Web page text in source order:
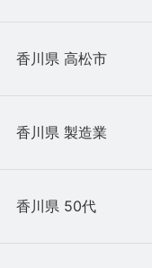
香川県 高松市
香川県 製造業
香川県 50代